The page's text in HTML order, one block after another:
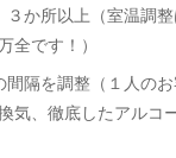
か所以上（室温調整
全です！）
間隔を調整（１人の
気、徹底したアルコ